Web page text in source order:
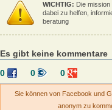
WICHTIG: Die
dabei zu helfen,
beratung
Es gibt keine kommentare
0
0 0
Sie können von Facebook und
anonym zu